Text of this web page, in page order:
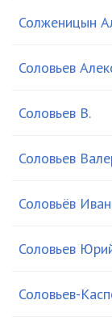
Солженицын
Соловьев
Соловьев В.
Соловьев
Соловьёв Иван
Соловьев
Соловьев-